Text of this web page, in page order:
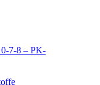
7-8 – PK-